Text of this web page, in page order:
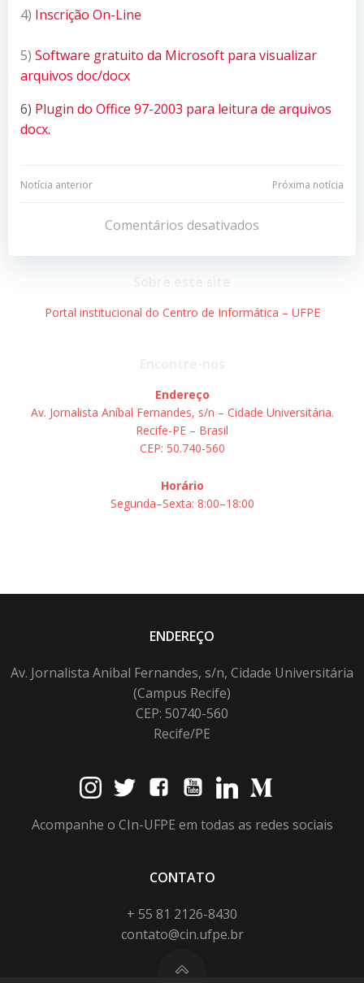
4) Inscrição On-Line
5) Software gratuito da Microsoft para visualizar
arquivos doc/docx
6) Plugin do Office 97-2003 para leitura de arquivos
docx.
Navegação
Post
Notícia anterior
Navegação
de
Post
Próxima notícia
Comentários desativados
Portal institucional do Centro de Informática – UFPE
Endereço
Av. Jornalista Aníbal Fernandes, s/n – Cidade Universitária.
Recife-PE – Brasil
CEP: 50.740-560
Horário
Segunda–Sexta: 8:00–18:00
ENDEREÇO
Av. Jornalista Anibal Fernandes, s/n, Cidade Universitária
(Campus Recife)
CEP: 50740-560
Recife/PE
Acompanhe o CIn-UFPE em todas as redes sociais
CONTATO
+ 55 81 2126-8430
contato@cin.ufpe.br